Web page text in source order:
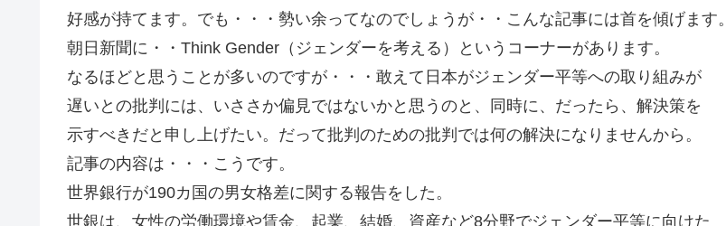
好感が持てます。でも・・・勢い余ってなのでしょうが・・こんな記事には首を傾げます。
朝日新聞に・・Think Gender（ジェンダーを考える）というコーナーがあります。
なるほどと思うことが多いのですが・・・敢えて日本がジェンダー平等への取り組みが
遅いとの批判には、いささか偏見ではないかと思うのと、同時に、だったら、解決策を
示すべきだと申し上げたい。だって批判のための批判では何の解決になりませんから。
記事の内容は・・・こうです。
世界銀行が190カ国の男女格差に関する報告をした。
世銀は、女性の労働環境や賃金、起業、結婚、資産など8分野でジェンダー平等に向けた